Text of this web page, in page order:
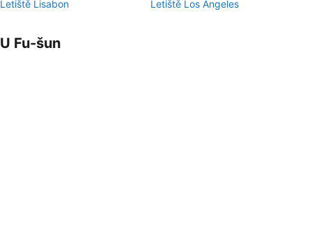
Letiště Lisabon
Letiště Los Angeles
U Fu-šun